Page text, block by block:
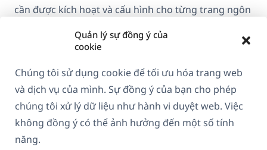
Quản lý sự đồng ý của
cookie
Chúng tôi sử dụng cookie để tối ưu hóa trang web
và dịch vụ của mình. Sự đồng ý của bạn cho phép
chúng tôi xử lý dữ liệu như hành vi duyệt web. Việc
không đồng ý có thể ảnh hưởng đến một số tính
năng.
cần được kích hoạt và cấu hình cho từng trang ngôn
để cài đặt plugin. Và tính năng AutoTranslate của
dịch nội dung của trình dựng trang — các trang
được dựng bằng Elementor, Divi hoặc Beaver Builder
phải được dịch thủ công trên mỗi trang ngôn ngữ.
Đối với một trang web được xây dựng phần lớn bằng
trình dựng trang, điều này làm thu hẹp phạm vi hữu